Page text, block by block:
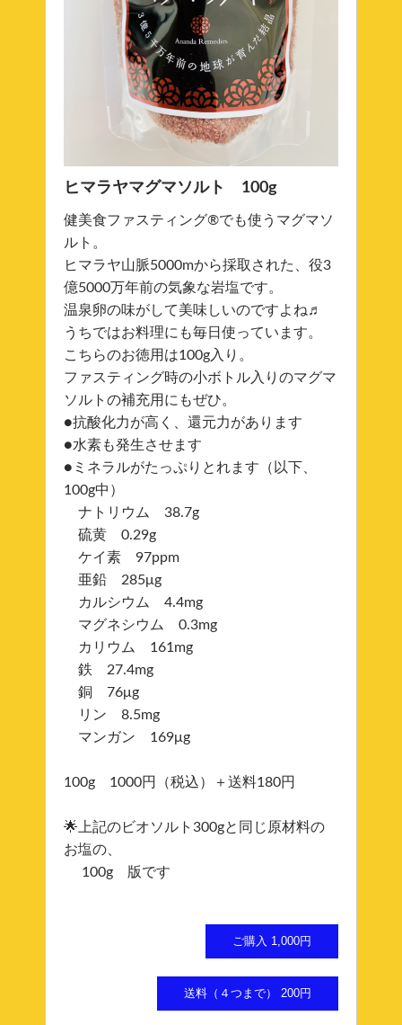
ヒマラヤマグマソルト 100g
健美食ファスティング®でも使うマグマソ
ルト。
ヒマラヤ山脈5000mから採取された、役3
億5000万年前の気象な岩塩です。
温泉卵の味がして美味しいのですよね♬
うちではお料理にも毎日使っています。
こちらのお徳用は100g入り。
ファスティング時の小ボトル入りのマグマ
ソルトの補充用にもぜひ。
●抗酸化力が高く、還元力があります
●水素も発生させます
●ミネラルがたっぷりとれます（以下、
100g中）
ナトリウム 38.7g
硫黄 0.29g
ケイ素 97ppm
亜鉛 285μg
カルシウム 4.4mg
マグネシウム 0.3mg
カリウム 161mg
鉄 27.4mg
銅 76μg
リン 8.5mg
マンガン 169μg
100g 1000円（税込）＋送料180円
🌟上記のビオソルト300gと同じ原材料の
お塩の、
100g 版です
ご購入 1,000円
送料（４つまで） 200円